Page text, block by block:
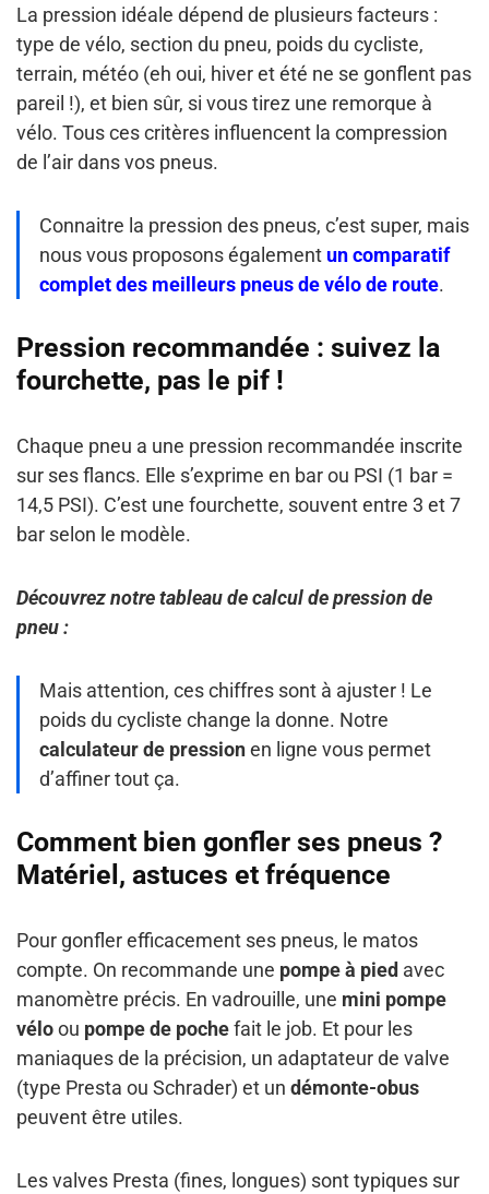
La pression idéale dépend de plusieurs facteurs :
type de vélo, section du pneu, poids du cycliste,
terrain, météo (eh oui, hiver et été ne se gonflent pas
pareil !), et bien sûr, si vous tirez une remorque à
vélo. Tous ces critères influencent la compression
de l’air dans vos pneus.
Connaitre la pression des pneus, c’est super, mais
nous vous proposons également un comparatif
complet des meilleurs pneus de vélo de route.
Pression recommandée : suivez la
fourchette, pas le pif !
Chaque pneu a une pression recommandée inscrite
sur ses flancs. Elle s’exprime en bar ou PSI (1 bar =
14,5 PSI). C’est une fourchette, souvent entre 3 et 7
bar selon le modèle.
Découvrez notre tableau de calcul de pression de
pneu :
Mais attention, ces chiffres sont à ajuster ! Le
poids du cycliste change la donne. Notre
calculateur de pressionen ligne vous permet
d’affiner tout ça.
Comment bien gonfler ses pneus ?
Matériel, astuces et fréquence
Pour gonfler efficacement ses pneus, le matos
compte. On recommande une pompe à pied avec
manomètre précis. En vadrouille, une mini pompe
véloou pompe de pochefait le job. Et pour les
maniaques de la précision, un adaptateur de valve
(type Presta ou Schrader) et un démonte-obus
peuvent être utiles.
Les valves Presta (fines, longues) sont typiques sur